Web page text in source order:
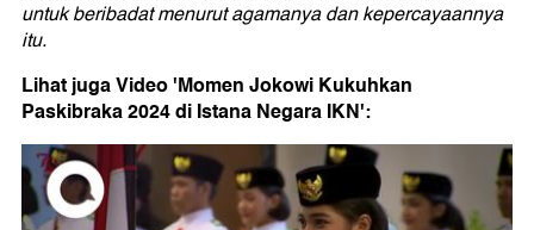
untuk beribadat menurut agamanya dan kepercayaannya
itu.
Lihat juga Video 'Momen Jokowi Kukuhkan
Paskibraka 2024 di Istana Negara IKN':